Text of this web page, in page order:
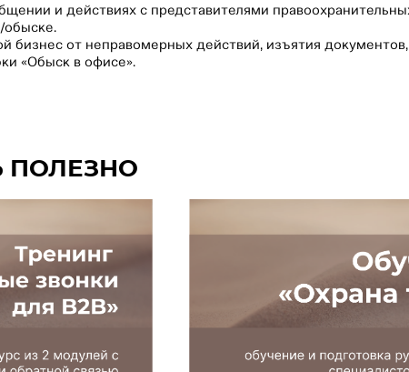
и действиях с представителями
обыске.
бизнес от неправомерных действий, изъятия документов,
«Обыск в офисе».
ПОЛЕЗНО